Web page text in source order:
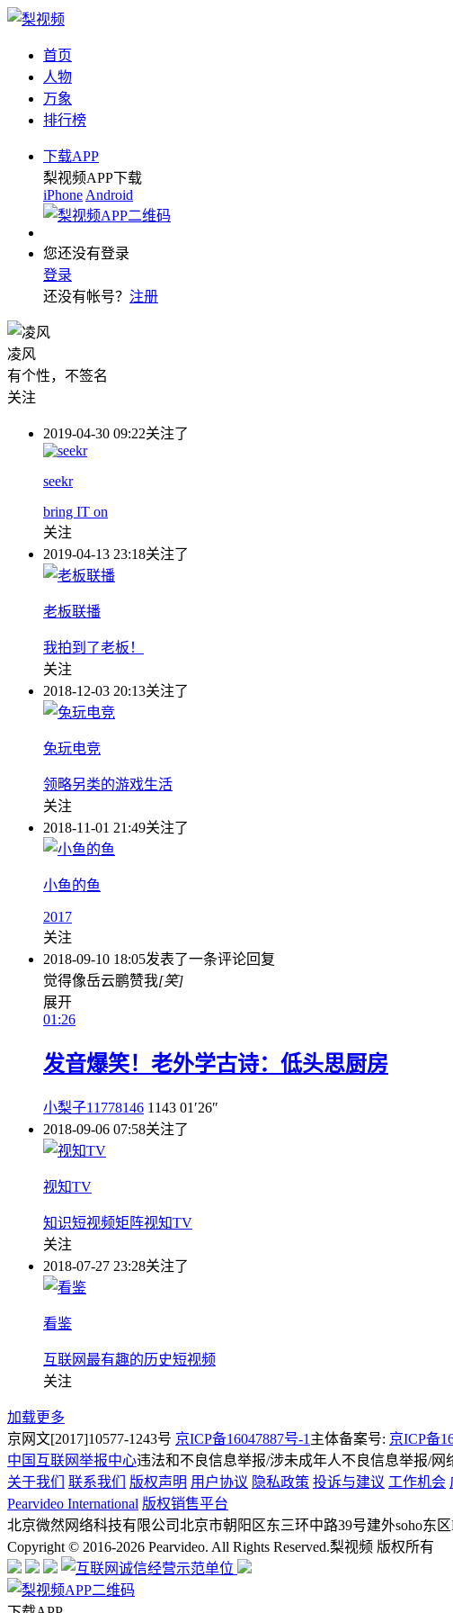
首页
人物
万象
排行榜
下载APP
梨视频APP下载
iPhone Android
您还没有登录
登录
还没有帐号？ 注册
凌风
有个性，不签名
关注
2019-04-30 09:22关注了
seekr
bring IT on
关注
2019-04-13 23:18关注了
老板联播
我拍到了老板！
关注
2018-12-03 20:13关注了
兔玩电竞
领略另类的游戏生活
关注
2018-11-01 21:49关注了
小鱼的鱼
2017
关注
2018-09-10 18:05发表了一条评论回复
觉得像岳云鹏赞我[笑]
展开
01:26
发音爆笑！老外学古诗：低头思厨房
小梨子11778146 1143 01′26″
2018-09-06 07:58关注了
视知TV
知识短视频矩阵视知TV
关注
2018-07-27 23:28关注了
看鉴
互联网最有趣的历史短视频
关注
加载更多
京网文[2017]10577-1243号 京ICP备16047887号-1 主体备案号: 京ICP备
中国互联网举报中心违法和不良信息举报/涉未成年人不良信息举报/网
关于我们
联系我们 版权声明 用户协议 隐私政策 投诉与建议 工作机会
Pearvideo International 版权销售平台
北京微然网络科技有限公司北京市朝阳区东三环中路39号建外soho东
Copyright © 2016-2026 Pearvideo. All Rights Reserved.梨视频 版权所有